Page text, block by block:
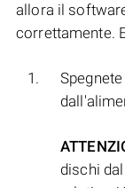
allora il
correttamente.
dischi